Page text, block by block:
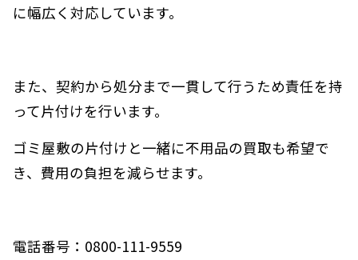
に幅広く対応しています。
また、契約から処分まで一貫して行うため責任を持
って片付けを行います。
ゴミ屋敷の片付けと一緒に不用品の買取も希望で
き、費用の負担を減らせます。
電話番号：0800-111-9559